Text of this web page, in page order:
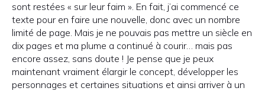
sont restées « sur leur faim ». En fait, j’ai commencé ce
texte pour en faire une nouvelle, donc avec un nombre
limité de page. Mais je ne pouvais pas mettre un siècle en
dix pages et ma plume a continué à courir… mais pas
encore assez, sans doute ! Je pense que je peux
maintenant vraiment élargir le concept, développer les
personnages et certaines situations et ainsi arriver à un